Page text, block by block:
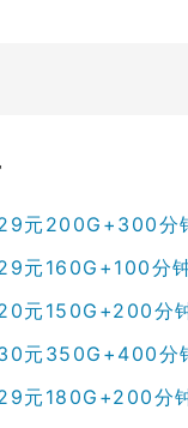
元200G+300分
元160G+100分钟
元150G+200分
元350G+400分
元180G+200分钟